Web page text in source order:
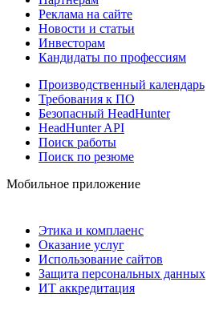
Реклама на сайте
Новости и статьи
Инвесторам
Кандидаты по профессиям
Производственный календарь
Требования к ПО
Безопасный HeadHunter
HeadHunter API
Поиск работы
Поиск по резюме
Мобильное приложение
Этика и комплаенс
Оказание услуг
Использование сайтов
Защита персональных данных
ИТ аккредитация